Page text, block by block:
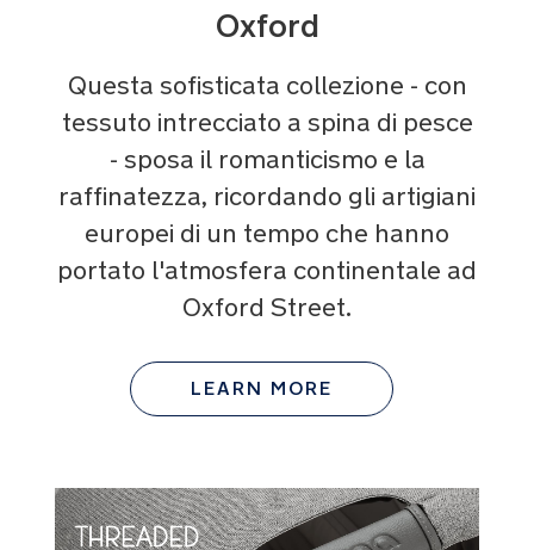
Oxford
Questa sofisticata collezione - con
tessuto intrecciato a spina di pesce
- sposa il romanticismo e la
raffinatezza, ricordando gli artigiani
europei di un tempo che hanno
portato l'atmosfera continentale ad
Oxford Street.
LEARN MORE